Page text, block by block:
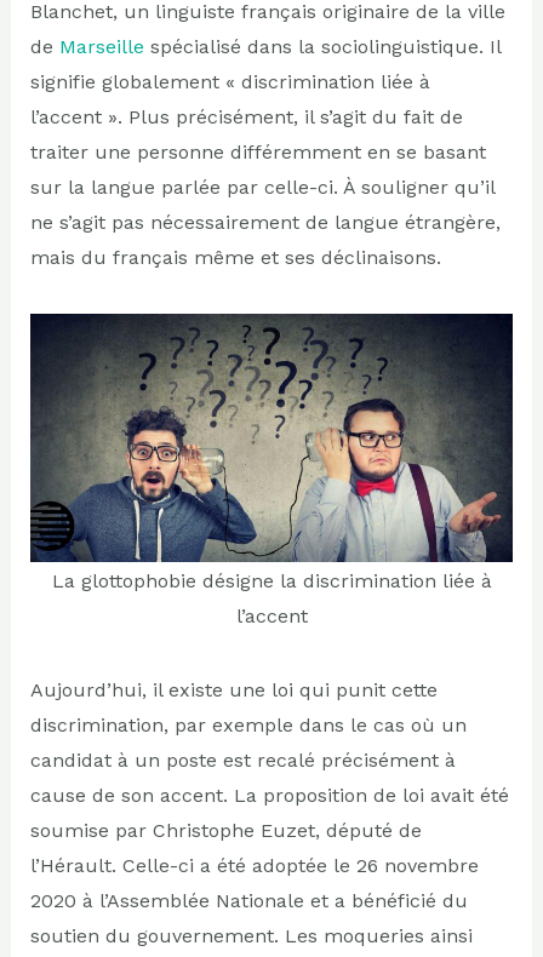
Blanchet, un linguiste français originaire de la ville
de Marseille spécialisé dans la sociolinguistique. Il
signifie globalement « discrimination liée à
l’accent ». Plus précisément, il s’agit du fait de
traiter une personne différemment en se basant
sur la langue parlée par celle-ci. À souligner qu’il
ne s’agit pas nécessairement de langue étrangère,
mais du français même et ses déclinaisons.
La glottophobie désigne la discrimination liée à
l’accent
Aujourd’hui, il existe une loi qui punit cette
discrimination, par exemple dans le cas où un
candidat à un poste est recalé précisément à
cause de son accent. La proposition de loi avait été
soumise par Christophe Euzet, député de
l’Hérault. Celle-ci a été adoptée le 26 novembre
2020 à l’Assemblée Nationale et a bénéficié du
soutien du gouvernement. Les moqueries ainsi